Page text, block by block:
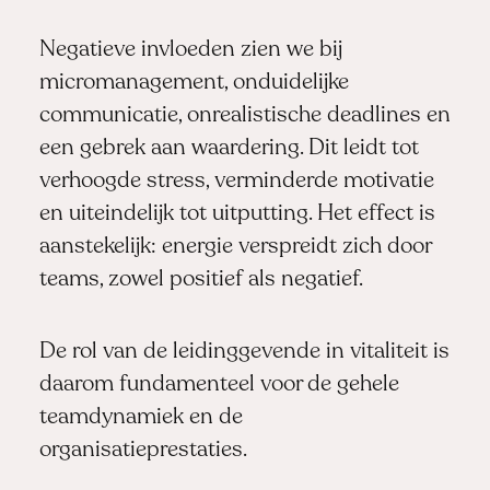
Negatieve invloeden zien we bij
micromanagement, onduidelijke
communicatie, onrealistische deadlines en
een gebrek aan waardering. Dit leidt tot
verhoogde stress, verminderde motivatie
en uiteindelijk tot uitputting. Het effect is
aanstekelijk: energie verspreidt zich door
teams, zowel positief als negatief.
De rol van de leidinggevende in vitaliteit is
daarom fundamenteel voor de gehele
teamdynamiek en de
organisatieprestaties.